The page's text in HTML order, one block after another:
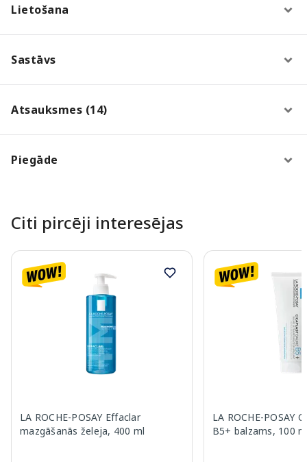
Lietošana
Sastāvs
Atsauksmes (14)
Piegāde
Citi pircēji interesējas
LA ROCHE-POSAY Effaclar
mazgāšanās želeja, 400 ml
LA ROCHE-POSAY
B5+ balzams, 100